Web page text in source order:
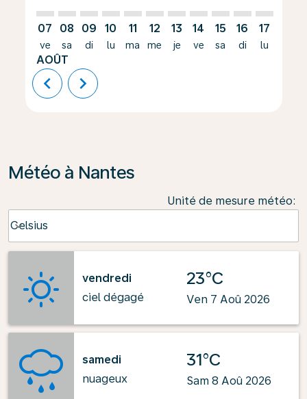
07
ve
AOÛT
08
sa
09
di
10
lu
11
ma
12
me
13
je
14
ve
15
sa
16
di
17
lu
chevron_left chevron_right
Météo à Nantes
Unité de mesure météo:
Celsius
keyboard_arrow_down
vendredi
ciel dégagé
23°C
Ven 7 Aoû 2026
samedi
nuageux
31°C
Sam 8 Aoû 2026